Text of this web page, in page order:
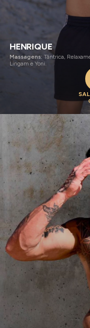
HENRIQUE
Massagens: Tântrica,
Lingam e Yoni.